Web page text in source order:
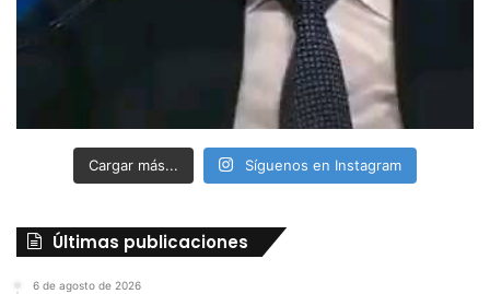
Cargar más... Síguenos en Instagram
Últimas publicaciones
6 de agosto de 2026